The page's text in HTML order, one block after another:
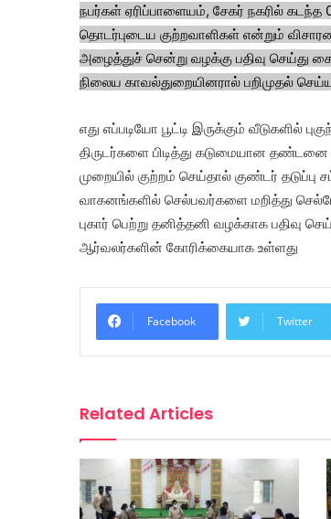
நபர்கள் ஏரிப்பாளையம், சேகர் நகரில் கடந்த
தொடர்புடைய குற்றவாளிகள் என்றும்
அழைத்துச் சென்று வழக்கு பதிவு செய்து
நிலைய காவல்துறையினரால் பறிமுதல்
எது எப்படியோ பூட்டி இருக்கும் வீடுகளில்
திருடர்களை பிடித்து கடுமையான தண்டனை
முறையில் குற்றம் செய்தால் குண்டர்
வாகனங்களில் செல்பவர்களை மறித்து
புகார் பெற்று தனித்தனி வழக்காக
ஆர்வலர்களின் கோரிக்கையாக உள்ளது
Facebook Twitter
Related Articles